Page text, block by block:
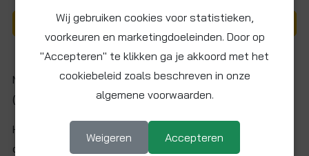
In winkelwagentje
Messing puntstuk capilair, Ø12 mm buiseind x 3/8" BSPT
(conische) buitendraad.
Het buiseindje kan in een 12 mm fitting gestoken worden
om zo naar 3/8" BSPT buitendraad te verlopen. Ideaal te
Wij gebruiken cookies voor statistieken,
voorkeuren en marketingdoeleinden. Door op
"Accepteren" te klikken ga je akkoord met het
cookiebeleid zoals beschreven in onze
algemene voorwaarden.
Weigeren Accepteren